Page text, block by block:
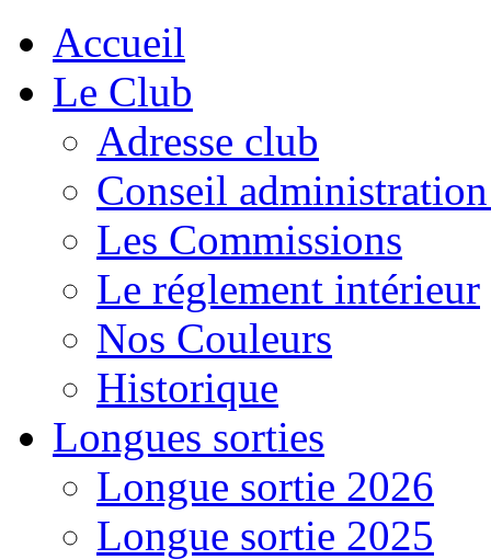
Accueil
Le Club
Adresse club
Conseil
Les Commissions
Le réglement intérieur
Nos Couleurs
Historique
Longues sorties
Longue sortie 2026
Longue sortie 2025